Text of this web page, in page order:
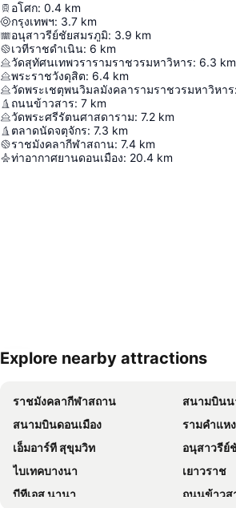
อโศก: 0.4 km
กรุงเทพฯ: 3.7 km
อนุสาวรีย์ชัยสมรภูมิ: 3.9 km
เวทีราชดำเนิน: 6 km
วัดสุทัศนเทพวรารามราชวรมหาวิหาร: 6.3 km
พระราชวังดุสิต: 6.4 km
วัดพระเชตุพนวิมลมังคลารามราชวรมหาวิหาร:
ถนนข้าวสาร: 7 km
วัดพระศรีรัตนศาสดาราม: 7.2 km
ตลาดนัดจตุจักร: 7.3 km
ราชมังคลากีฬาสถาน: 7.4 km
ท่าอากาศยานดอนเมือง: 20.4 km
Explore nearby attractions
ราชมังคลากีฬาสถาน
สนามบิน
สนามบินดอนเมือง
รามคำแหง
เอ็มอาร์ที สุขุมวิท
อนุสาวรีย์
ไบเทคบางนา
เยาวราช
บีทีเอส นานา
ถนนข้าวส